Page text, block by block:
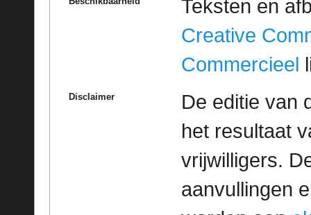
Teksten en
Creative
Commercieel
Disclaimer
De editie van
het resultaat
vrijwilligers.
aanvullingen